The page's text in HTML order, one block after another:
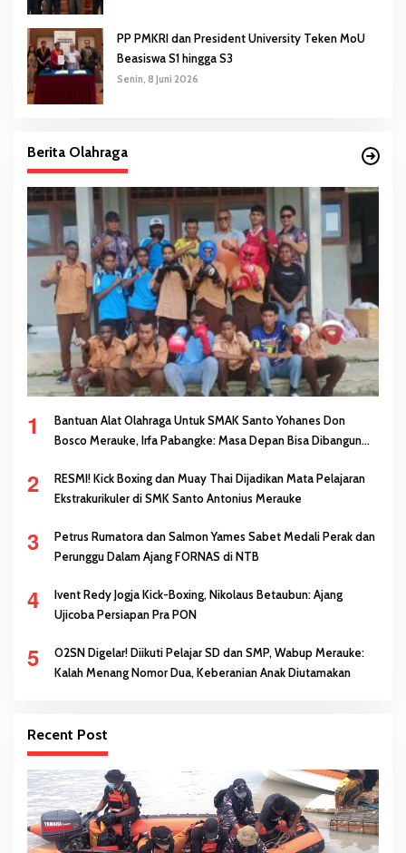
PP PMKRI dan President University Teken MoU
Beasiswa S1 hingga S3
Senin, 8 Juni 2026
Berita Olahraga
1
Bantuan Alat Olahraga Untuk SMAK Santo Yohanes Don
Bosco Merauke, Irfa Pabangke: Masa Depan Bisa Dibangun
2
RESMI! Kick Boxing dan Muay Thai Dijadikan Mata Pelajaran
Ekstrakurikuler di SMK Santo Antonius Merauke
3
Petrus Rumatora dan Salmon Yames Sabet Medali Perak dan
Perunggu Dalam Ajang FORNAS di NTB
4
Ivent Redy Jogja Kick-Boxing, Nikolaus Betaubun: Ajang
Ujicoba Persiapan Pra PON
5
O2SN Digelar! Diikuti Pelajar SD dan SMP, Wabup Merauke:
Kalah Menang Nomor Dua, Keberanian Anak Diutamakan
Recent Post